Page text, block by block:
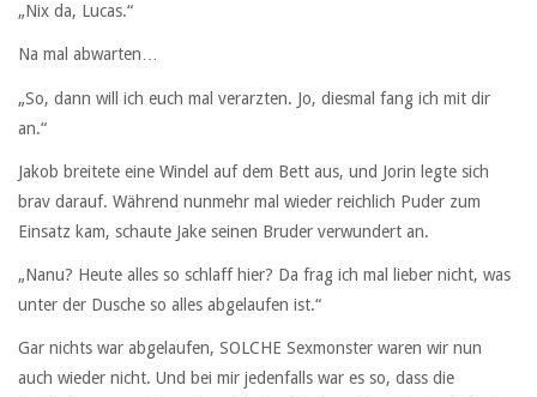
„Nix da, Lucas.“
Na mal abwarten…
„So, dann will ich euch mal verarzten. Jo, diesmal fang ich mit dir
an.“
Jakob breitete eine Windel auf dem Bett aus, und Jorin legte sich
brav darauf. Während nunmehr mal wieder reichlich Puder zum
Einsatz kam, schaute Jake seinen Bruder verwundert an.
„Nanu? Heute alles so schlaff hier? Da frag ich mal lieber nicht, was
unter der Dusche so alles abgelaufen ist.“
Gar nichts war abgelaufen, SOLCHE Sexmonster waren wir nun
auch wieder nicht. Und bei mir jedenfalls war es so, dass die